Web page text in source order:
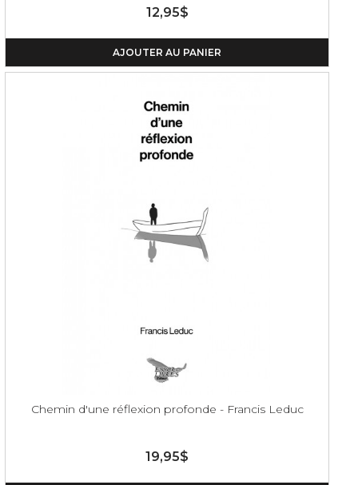
12,95$
AJOUTER AU PANIER
Chemin d'une réflexion profonde - Francis Leduc
19,95$